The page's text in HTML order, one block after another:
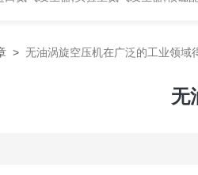
> 无油涡旋空压机在广泛的工业领域
无